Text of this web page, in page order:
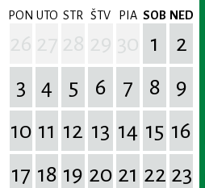
PON UTO STR ŠTV PIA SOB NED
1
2
3
4 5 6 7 8
9
10 11 12 13 14 15 16
17 18 19 20 21 22 23